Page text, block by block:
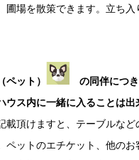
圃場を散策できます。立ち
ペット）
の同伴につ
ウス内に一緒に入ることは出
載頂けますと、テーブルなど
ペットのエチケット、他の